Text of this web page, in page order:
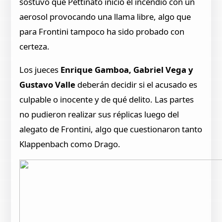
aerosol provocando una llama libre, algo que
para Frontini tampoco ha sido probado con
certeza.
Los jueces Enrique Gamboa, Gabriel Vega y
Gustavo Valle deberán decidir si el acusado es
culpable o inocente y de qué delito. Las partes
no pudieron realizar sus réplicas luego del
alegato de Frontini, algo que cuestionaron tanto
Klappenbach como Drago.